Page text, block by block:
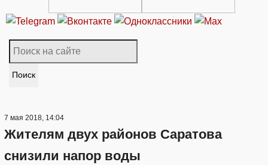
Поиск
7 мая 2018, 14:04
Жителям двух районов Саратова
снизили напор воды